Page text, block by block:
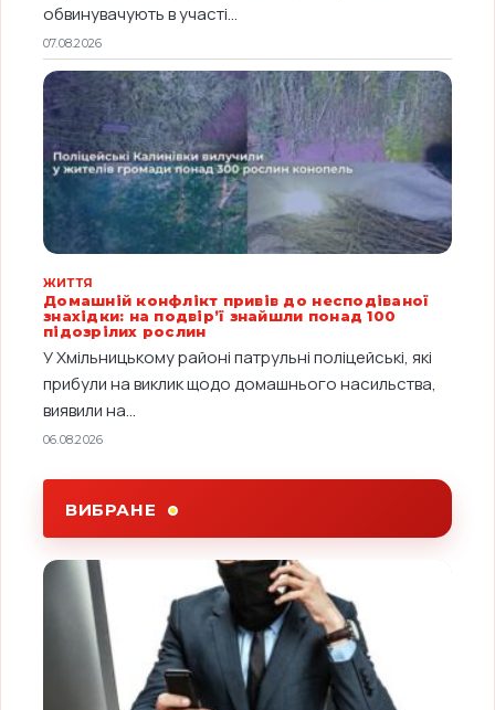
обвинувачують в участі...
07.08.2026
ЖИТТЯ
Домашній конфлікт привів до несподіваної
знахідки: на подвір’ї знайшли понад 100
підозрілих рослин
У Хмільницькому районі патрульні поліцейські, які
прибули на виклик щодо домашнього насильства,
виявили на...
06.08.2026
ВИБРАНЕ